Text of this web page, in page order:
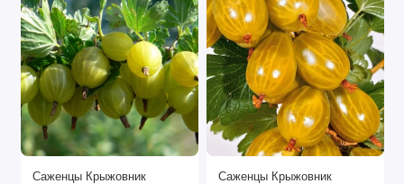
Саженцы Крыжовник
Саженцы Крыжовник